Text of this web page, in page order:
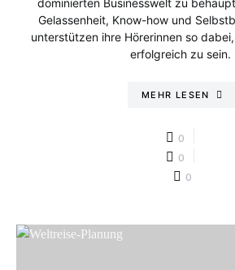
Gelassenheit, Know-how und
unterstützen ihre Hörerinnen so
erfolgreich zu sein.
MEHR LESEN
0
0
0